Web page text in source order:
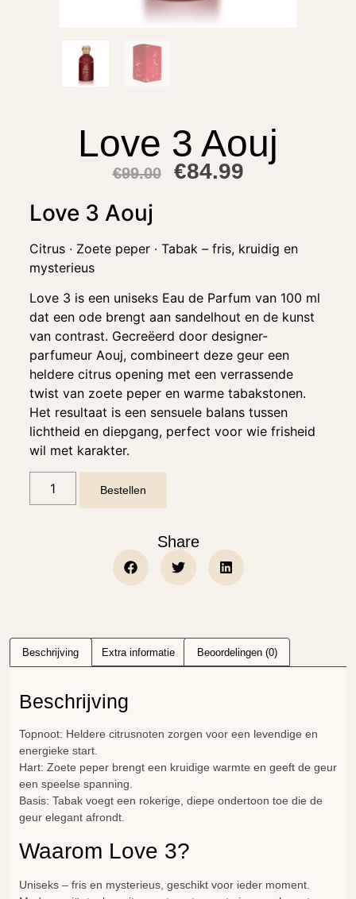
Love 3 Aouj
€99.00 €84.99
Love 3 Aouj
Citrus ∙ Zoete peper ∙ Tabak – fris, kruidig en
mysterieus
Love 3 is een uniseks Eau de Parfum van 100 ml
dat een ode brengt aan sandelhout en de kunst
van contrast. Gecreëerd door designer-
parfumeur Aouj, combineert deze geur een
heldere citrus opening met een verrassende
twist van zoete peper en warme tabakstonen.
Het resultaat is een sensuele balans tussen
lichtheid en diepgang, perfect voor wie frisheid
wil met karakter.
Bestellen
Share
Beschrijving Extra informatie Beoordelingen (0)
Beschrijving
Topnoot: Heldere citrusnoten zorgen voor een levendige en
energieke start.
Hart: Zoete peper brengt een kruidige warmte en geeft de geur
een speelse spanning.
Basis: Tabak voegt een rokerige, diepe ondertoon toe die de
geur elegant afrondt.
Waarom Love 3?
Uniseks – fris en mysterieus, geschikt voor ieder moment.